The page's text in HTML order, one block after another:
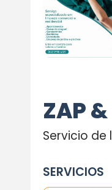
ZAP
Servicio
SERVICIOS